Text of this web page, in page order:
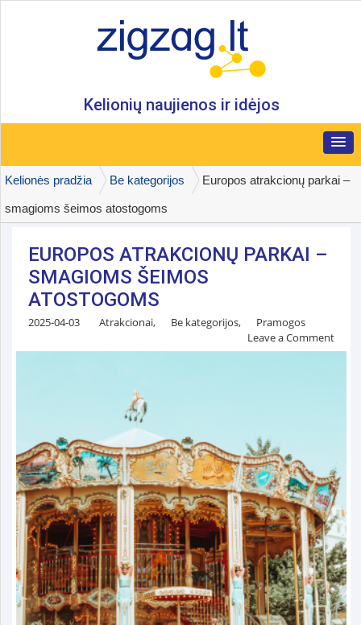
Kelionių naujienos ir idėjos
Kelionės pradžia Be kategorijos Europos atrakcionų parkai –
smagioms šeimos atostogoms
EUROPOS ATRAKCIONŲ PARKAI –
SMAGIOMS ŠEIMOS
ATOSTOGOMS
2025-04-03 Atrakcionai, Be kategorijos,
Pramogos
Leave a Comment